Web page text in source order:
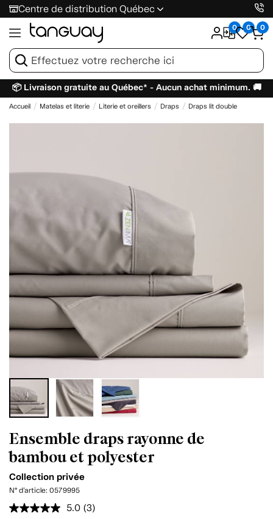
Centre de distribution Québec
0 0 0
📦 Livraison gratuite au Québec* - Aucun achat minimum. 🚚
Accueil Matelas et literie Literie et oreillers Draps Draps lit double
Ensemble draps rayonne de
bambou et polyester
Collection privée
N° d'article: 0579995
5.0 Lire
(3)